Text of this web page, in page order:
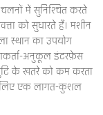
चलनों में सुनिश्चित करते
को सुधारते हैं। मशीन
स्थान का उपयोग
अनुकूल इंटरफ़ेस
के खतरे को कम करता
एक लागत-कुशल